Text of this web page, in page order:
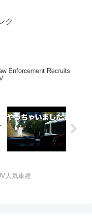
ク
Enforcement Recruits
人気車種